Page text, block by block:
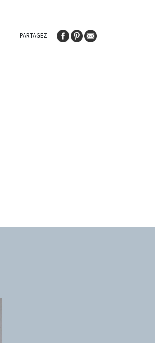
PARTAGEZ